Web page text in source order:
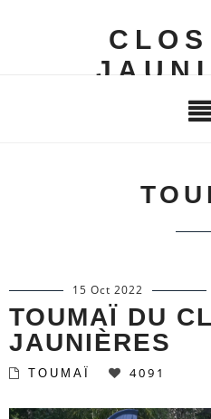
15 Oct 2022
TOUMAÏ DU
JAUNIÈRES
TOUMAÏ 4091